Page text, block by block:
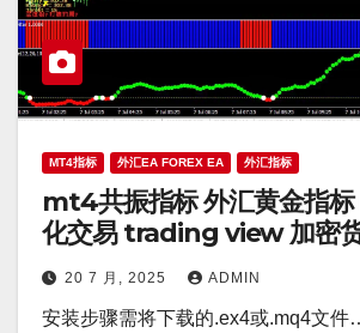
MT4指标 外汇EA FOREX EA 外汇指标
mt4共振指标 外汇黄金指
化交易 trading view 加密
20 7 月, 2025 ADMIN
安装步骤需将下载的.ex4或.mq4文件